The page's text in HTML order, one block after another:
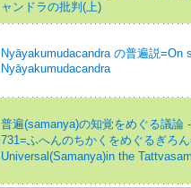
ャンドラの批判(上)
Nyāyakumudacandra の普遍説=On
Nyāyakumudacandra
普遍(samanya)の知覚をめぐる議論
731=ふへんのちかくをめぐるぎろ
Universal(Samanya)in the